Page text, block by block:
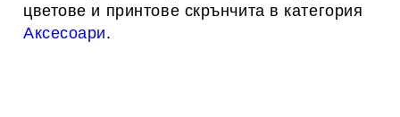
цветове и принтове скрънчита в категория
Аксесоари.